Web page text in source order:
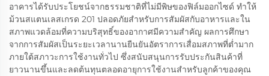
อาคารได้รับประโยชน์จากธรรมชาติที่ไม่มีพิษของฟิล์มออกไซด์ ทำให้
ม้วนสแตนเลสเกรด 201 ปลอดภัยสำหรับการสัมผัสกับอาหารและใน
สภาพแวดล้อมที่ความบริสุทธิ์ของอากาศมีความสำคัญ ผลการศึกษา
จากการสัมผัสเป็นระยะเวลานานยืนยันอัตราการเสื่อมสภาพที่ต่ำมาก
ภายใต้สภาวะการใช้งานทั่วไป ซึ่งสนับสนุนการรับประกันสินค้าที่
ยาวนานขึ้นและลดต้นทุนตลอดอายุการใช้งานสำหรับลูกค้าของคุณ